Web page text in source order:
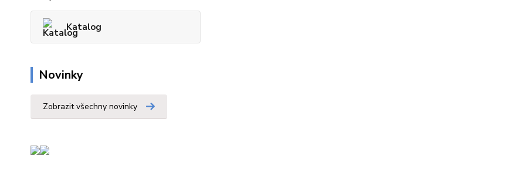
Katalog
Novinky
Zobrazit všechny novinky